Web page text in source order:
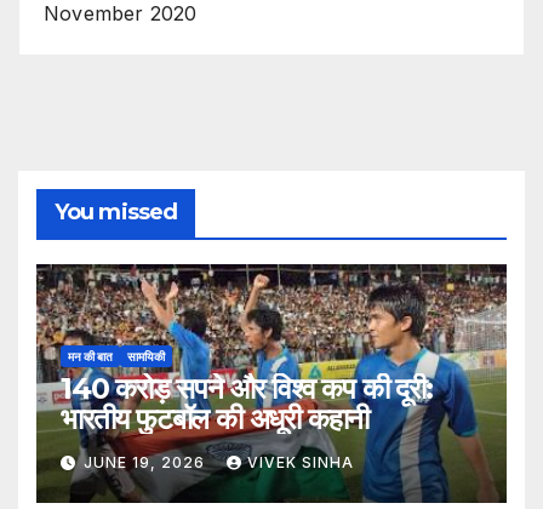
November 2020
You missed
मन की बात सामयिकी
140 करोड़ सपने और विश्व कप की दूरी:
भारतीय फुटबॉल की अधूरी कहानी
JUNE 19, 2026 VIVEK SINHA